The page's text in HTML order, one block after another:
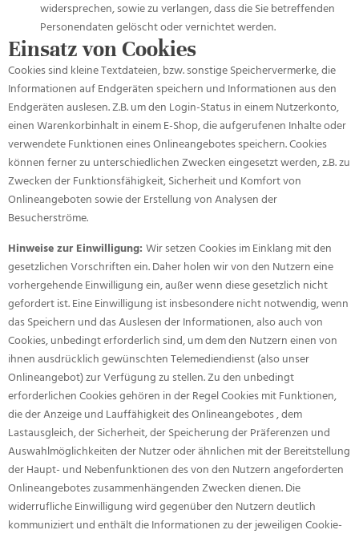
widersprechen, sowie zu verlangen, dass die Sie betreffenden
Personendaten gelöscht oder vernichtet werden.
Einsatz von Cookies
Cookies sind kleine Textdateien, bzw. sonstige Speichervermerke, die
Informationen auf Endgeräten speichern und Informationen aus den
Endgeräten auslesen. Z.B. um den Login-Status in einem Nutzerkonto,
einen Warenkorbinhalt in einem E-Shop, die aufgerufenen Inhalte oder
verwendete Funktionen eines Onlineangebotes speichern. Cookies
können ferner zu unterschiedlichen Zwecken eingesetzt werden, z.B. zu
Zwecken der Funktionsfähigkeit, Sicherheit und Komfort von
Onlineangeboten sowie der Erstellung von Analysen der
Besucherströme.
Hinweise zur Einwilligung: Wir setzen Cookies im Einklang mit den
gesetzlichen Vorschriften ein. Daher holen wir von den Nutzern eine
vorhergehende Einwilligung ein, außer wenn diese gesetzlich nicht
gefordert ist. Eine Einwilligung ist insbesondere nicht notwendig, wenn
das Speichern und das Auslesen der Informationen, also auch von
Cookies, unbedingt erforderlich sind, um dem den Nutzern einen von
ihnen ausdrücklich gewünschten Telemediendienst (also unser
Onlineangebot) zur Verfügung zu stellen. Zu den unbedingt
erforderlichen Cookies gehören in der Regel Cookies mit Funktionen,
die der Anzeige und Lauffähigkeit des Onlineangebotes , dem
Lastausgleich, der Sicherheit, der Speicherung der Präferenzen und
Auswahlmöglichkeiten der Nutzer oder ähnlichen mit der Bereitstellung
der Haupt- und Nebenfunktionen des von den Nutzern angeforderten
Onlineangebotes zusammenhängenden Zwecken dienen. Die
widerrufliche Einwilligung wird gegenüber den Nutzern deutlich
kommuniziert und enthält die Informationen zu der jeweiligen Cookie-